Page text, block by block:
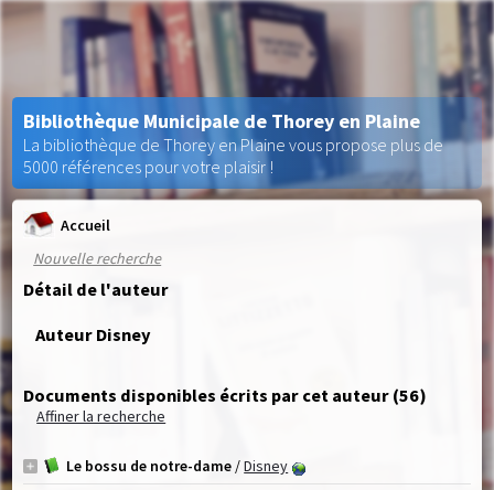
Accueil
Nouvelle recherche
Détail de l'auteur
Auteur Disney
Documents disponibles écrits par cet auteur (56)
Affiner la recherche
Le bossu de notre-dame /Disney
Bibliothèque Municipale de Thorey en Plaine
La bibliothèque de Thorey en Plaine vous propose plus de
5000 références pour votre plaisir !